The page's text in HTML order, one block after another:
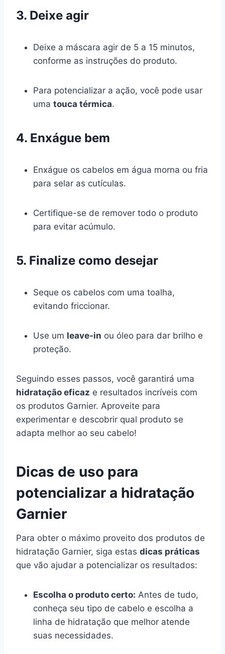
3. Deixe agir
Deixe a máscara agir de 5 a 15 minutos,
conforme as instruções do produto.
Para potencializar a ação, você pode usar
uma touca térmica.
4. Enxágue bem
Enxágue os cabelos em água morna ou fria
para selar as cutículas.
Certifique-se de remover todo o produto
para evitar acúmulo.
5. Finalize como desejar
Seque os cabelos com uma toalha,
evitando friccionar.
Use um leave-in ou óleo para dar brilho e
proteção.
Seguindo esses passos, você garantirá uma
hidratação eficaz e resultados incríveis com
os produtos Garnier. Aproveite para
experimentar e descobrir qual produto se
adapta melhor ao seu cabelo!
Dicas de uso para
potencializar a hidratação
Garnier
Para obter o máximo proveito dos produtos de
hidratação Garnier, siga estas dicas práticas
que vão ajudar a potencializar os resultados:
Escolha o produto certo: Antes de tudo,
conheça seu tipo de cabelo e escolha a
linha de hidratação que melhor atende
suas necessidades.